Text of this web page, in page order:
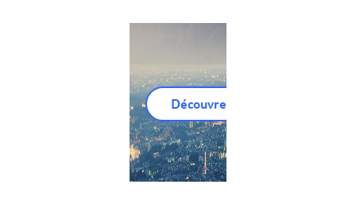
Découvrez nos Circuits Abu-